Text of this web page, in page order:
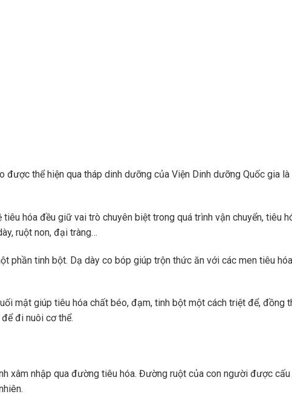
được thể hiện qua tháp dinh dưỡng của Viện Dinh dưỡng Quốc gia
hóa đều giữ vai trò chuyên biệt trong quá trình vận chuyển, tiêu
ruột non, đại tràng…
phần tinh bột. Dạ dày co bóp giúp trộn thức ăn với các men tiêu
mật giúp tiêu hóa chất béo, đạm, tinh bột một cách triệt để, đồng
đi nuôi cơ thể.
xâm nhập qua đường tiêu hóa. Đường ruột của con người được